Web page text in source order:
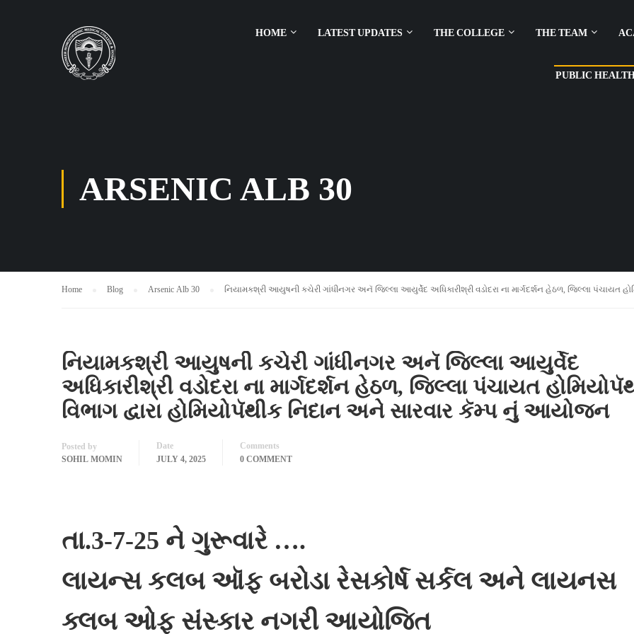
HOME LATEST UPDATES THE COLLEGE THE TEAM
PUBLIC
ARSENIC ALB 30
Home Blog Arsenic Alb 30 નિયામકશ્રી આયુષની કચેરી ગાંધીનગર અનૅ જિલ્લા આયુર્વેદ અધિકારીશ્રી વડોદરા ના માર્ગદર્શન હેઠળ, જિલ્લા પંચાયત
નિયામકશ્રી આયુષની કચેરી ગાંધીનગર અનૅ જિલ્લા આયુર્વેદ
અધિકારીશ્રી વડોદરા ના માર્ગદર્શન હેઠળ, જિલ્લા પંચાયત
વિભાગ દ્વારા હોમિયોપૅથીક નિદાન અને સારવાર કૅમ્પ નું આયોજન
Posted by
SOHIL MOMIN
Date
JULY 4, 2025
Comments
0 COMMENT
તા.3-7-25 ને ગુરૂવારે ….
લાયન્સ કલબ ઑફ બરોડા રેસકોર્ષ સર્કલ અને લાયનસ
ક્લબ ઓફ સંસ્કાર નગરી આયોજિત